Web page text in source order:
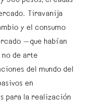
Tiravanija
y el consumo
—que habían
de arte
del mundo del
en
para la realización